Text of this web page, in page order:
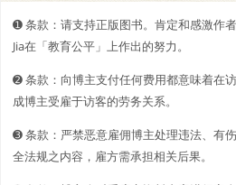
➊️ 条款：请支持正版图书。肯定和感激作
Jia在「教育公平」上作出的努力。
➋️️ 条款：向博主支付任何费用都意味着在
成博主受雇于访客的劳务关系。
➌ 条款：严禁恶意雇佣博主处理违法、有
全法规之内容，雇方需承担相关后果。